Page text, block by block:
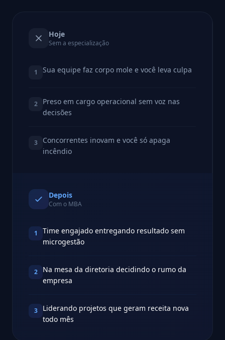
Hoje
Sem a especialização
1 Sua equipe faz corpo mole e você leva culpa
2
Preso em cargo operacional sem voz nas
decisões
3
Concorrentes inovam e você só apaga
incêndio
Depois
Com o MBA
1
Time engajado entregando resultado sem
microgestão
2
Na mesa da diretoria decidindo o rumo da
empresa
3
Liderando projetos que geram receita nova
todo mês